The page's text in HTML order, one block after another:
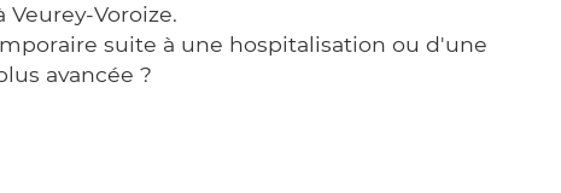
Veurey-Voroize.
suite à une hospitalisation ou d'une
avancée ?